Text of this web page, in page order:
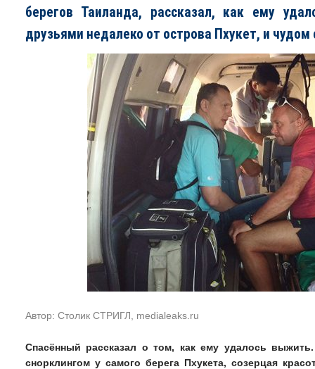
берегов Таиланда, рассказал, как ему
друзьями недалеко от острова Пхукет, и
Автор: Столик СТРИГЛ, medialeaks.ru
Спасённый рассказал о том, как ему удалось
снорклингом у самого берега Пхукета, созерцая